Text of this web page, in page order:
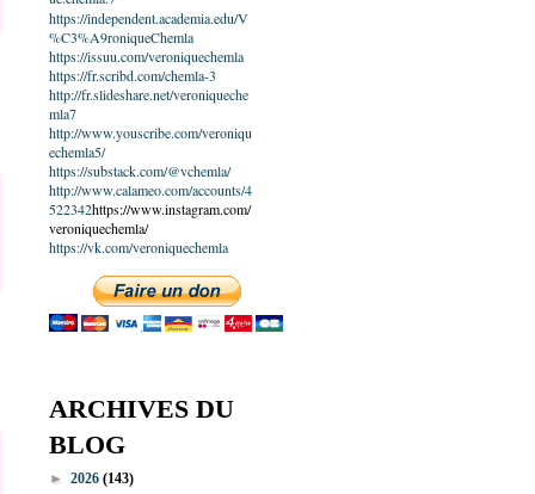
https://independent.academia.edu/V
%C3%A9roniqueChemla
https://issuu.com/veroniquechemla
https://fr.scribd.com/chemla-3
http://fr.slideshare.net/veroniqueche
mla7
http://www.youscribe.com/veroniqu
echemla5/
https://substack.com/@vchemla/
http://www.calameo.com/accounts/4
522342https://www.instagram.com/
veroniquechemla/
https://vk.com/veroniquechemla
ARCHIVES DU
BLOG
► 2026 (143)